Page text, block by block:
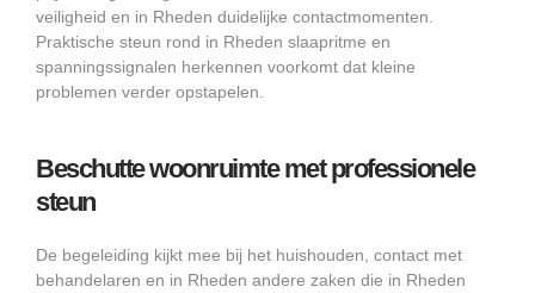
veiligheid en in Rheden duidelijke contactmomenten.
Praktische steun rond in Rheden slaapritme en
spanningssignalen herkennen voorkomt dat kleine
problemen verder opstapelen.
Beschutte woonruimte met professionele
steun
De begeleiding kijkt mee bij het huishouden, contact met
behandelaren en in Rheden andere zaken die in Rheden